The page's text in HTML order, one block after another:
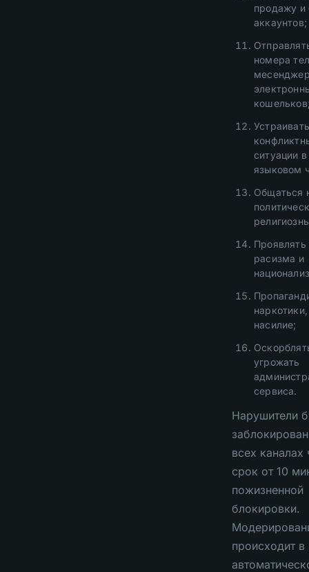
продажу и
аккаунтов;
номера
Устраивать
ситуации
языковом
Общаться
Проявлять
расизма и
насилие;
угрожать
сервиса.
Нарушители
всех каналах
срок от 10
пожизненной
блокировки.
происходит